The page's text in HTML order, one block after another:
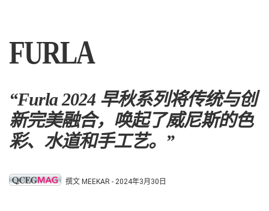
FURLA
“Furla 2024 早秋系列将传统与创
新完美融合，唤起了威尼斯的色
彩、水道和手工艺。”
撰文 MEEKAR - 2024年3月30日